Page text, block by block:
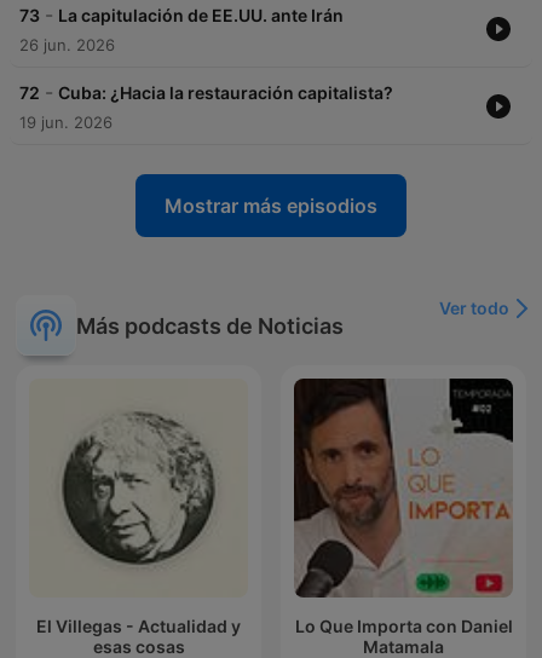
73 - La capitulación de EE.UU. ante Irán
26 jun. 2026
72 - Cuba: ¿Hacia la restauración capitalista?
19 jun. 2026
Mostrar más episodios
Más podcasts de Noticias
Ver todo
El Villegas - Actualidad y
esas cosas
Lo Que Importa con Daniel
Matamala